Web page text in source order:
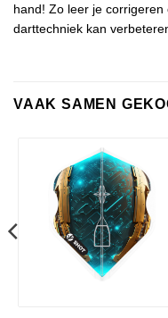
hand! Zo leer je
darttechniek kan
VAAK SAMEN